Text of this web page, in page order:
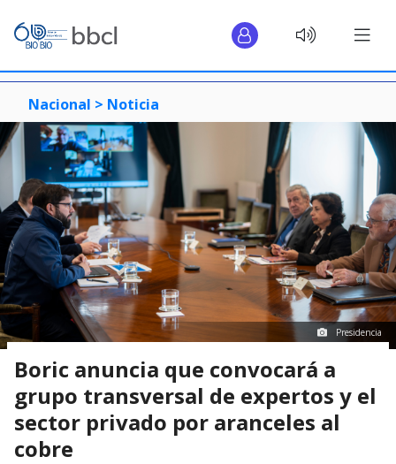
Nacional > Noticia
Presidencia
Boric anuncia que convocará a
grupo transversal de expertos y el
sector privado por aranceles al
cobre